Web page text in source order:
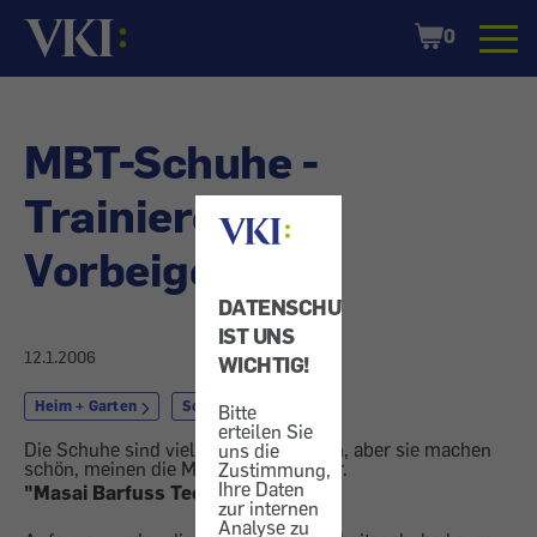
DATENSCHUTZ
IST UNS
WICHTIG!
Bitte
erteilen Sie
uns die
Zustimmung,
Ihre Daten
zur internen
Analyse zu
Startseite
Shopping
Cart
0
MBT-Schuhe -
Trainieren im
Vorbeigehen
12.1.2006
Heim + Garten Schuh
Die Schuhe sind vielleicht nicht schön, aber sie machen
schön, meinen die MBT-Schuhmacher.
"Masai Barfuss Technologie"